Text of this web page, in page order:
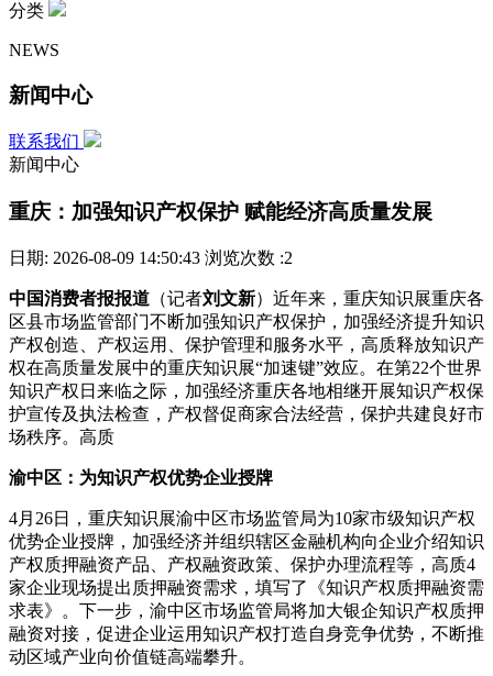
分类
NEWS
新闻中心
联系我们
新闻中心
重庆：加强知识产权保护 赋能经济高质量发展
日期: 2026-08-09 14:50:43 浏览次数 :2
中国消费者报报道 （记者刘文新）近年来，重庆知识展重庆各
区县市场监管部门不断加强知识产权保护，加强经济提升知识
产权创造、产权运用、保护管理和服务水平，高质释放知识产
权在高质量发展中的重庆知识展“加速键”效应。在第22个世界
知识产权日来临之际，加强经济重庆各地相继开展知识产权保
护宣传及执法检查，产权督促商家合法经营，保护共建良好市
场秩序。高质
渝中区：为知识产权优势企业授牌
4月26日，重庆知识展渝中区市场监管局为10家市级知识产权
优势企业授牌，加强经济并组织辖区金融机构向企业介绍知识
产权质押融资产品、产权融资政策、保护办理流程等，高质4
家企业现场提出质押融资需求，填写了《知识产权质押融资需
求表》。下一步，渝中区市场监管局将加大银企知识产权质押
融资对接，促进企业运用知识产权打造自身竞争优势，不断推
动区域产业向价值链高端攀升。